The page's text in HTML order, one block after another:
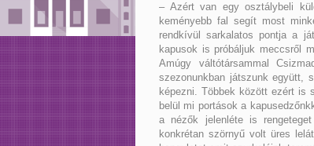
– Azért van egy osztálybeli
keményebb fal segít most
rendkívül sarkalatos pontja a
kapusok is próbáljuk meccsről
Amúgy váltótársammal
szezonunkban játszunk együtt,
képezni. Többek között ezért is
belül mi portások a
a nézők jelenléte is
konkrétan szörnyű volt üres